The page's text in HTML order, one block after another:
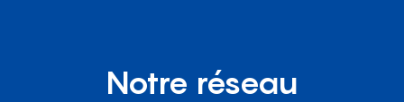
Notre réseau